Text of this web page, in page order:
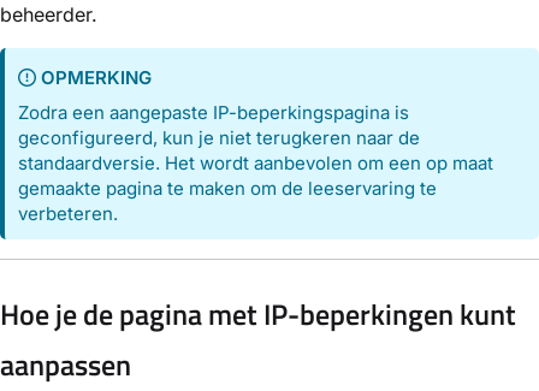
beheerder.
OPMERKING
Zodra een aangepaste IP-beperkingspagina is
geconfigureerd, kun je niet terugkeren naar de
standaardversie. Het wordt aanbevolen om een op maat
gemaakte pagina te maken om de leeservaring te
verbeteren.
Hoe je de pagina met IP-beperkingen kunt
aanpassen